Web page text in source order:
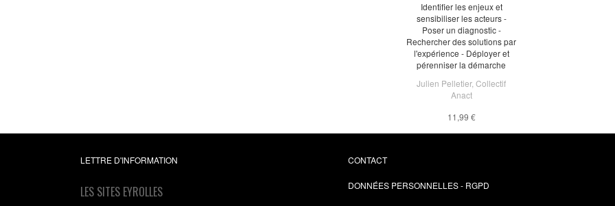
Identifier les enjeux et
sensibiliser les acteurs -
Poser un diagnostic -
Rechercher des solutions par
l'expérience - Déployer et
pérenniser la démarche
Julien Pelletier, Collectif
Anact
11,99 €
LETTRE D'INFORMATION
LES SITES EYROLLES
CONTACT
DONNÉES PERSONNELLES - RGPD